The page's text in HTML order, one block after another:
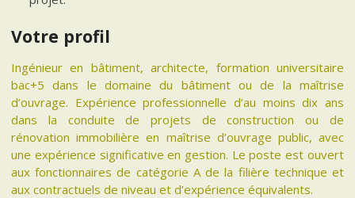
Votre profil
Ingénieur en bâtiment, architecte, formation universitaire
bac+5 dans le domaine du bâtiment ou de la maîtrise
d’ouvrage. Expérience professionnelle d’au moins dix ans
dans la conduite de projets de construction ou de
rénovation immobilière en maîtrise d’ouvrage public, avec
une expérience significative en gestion. Le poste est ouvert
aux fonctionnaires de catégorie A de la filière technique et
aux contractuels de niveau et d’expérience équivalents.